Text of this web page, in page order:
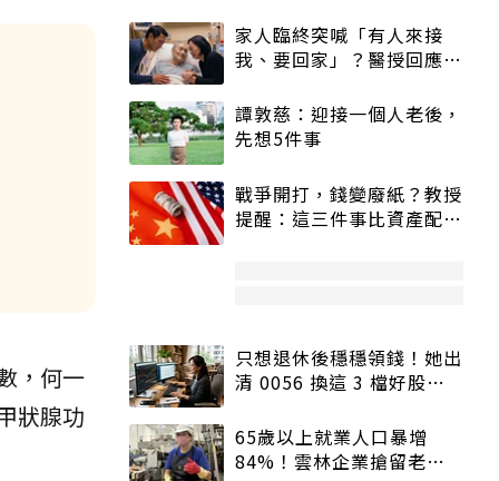
，何一
狀腺功
家人臨終突喊「有人來接
我、要回家」？醫授回應方
譚敦慈：迎接一個人老後，
先想5件事
戰爭開打，錢變廢紙？教授
提醒：這三件事比資產配置
只想退休後穩穩領錢！她出
清 0056 換這 3 檔好股：
65歲以上就業人口暴增
84%！雲林企業搶留老員